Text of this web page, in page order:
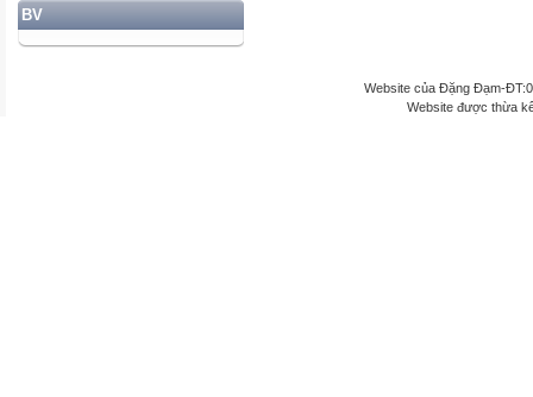
BV
Website của Đặng Đạm-
Website được thừa